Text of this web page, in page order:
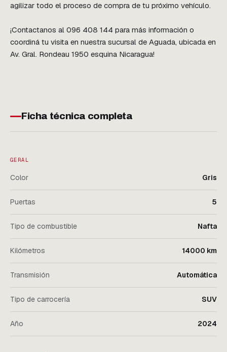
agilizar todo el proceso de compra de tu próximo vehículo.
¡Contactanos al 096 408 144 para más información o
coordiná tu visita en nuestra sucursal de Aguada, ubicada en
Av. Gral. Rondeau 1950 esquina Nicaragua!
Ficha técnica completa
GERAL
Color Gris
Puertas 5
Tipo de combustible Nafta
Kilómetros 14000 km
Transmisión Automática
Tipo de carrocería SUV
Año 2024